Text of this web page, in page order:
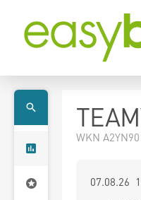
WKN
07.08.26